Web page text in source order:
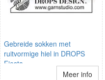
Gebreide sokken met
ruitvormige hiel in DROPS
Fiesta
Meer info